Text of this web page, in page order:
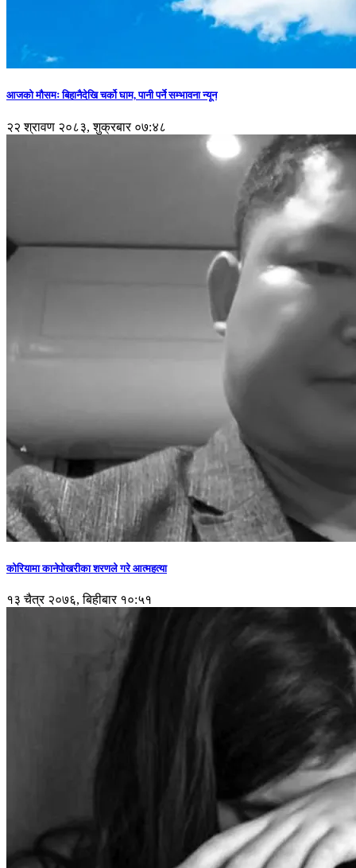
आजको मौसमः बिहानैदेखि चर्को घाम, पानी पर्ने सम्भावना न्यून
२२ श्रावण २०८३, शुक्रबार ०७:४८
कोरियामा कानेपोखरीका शरणले गरे आत्महत्या
१३ चैत्र २०७६, बिहीबार १०:५१